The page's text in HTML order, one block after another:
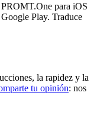
para iOS
Play. Traduce
la rapidez y la
tu opinión: nos